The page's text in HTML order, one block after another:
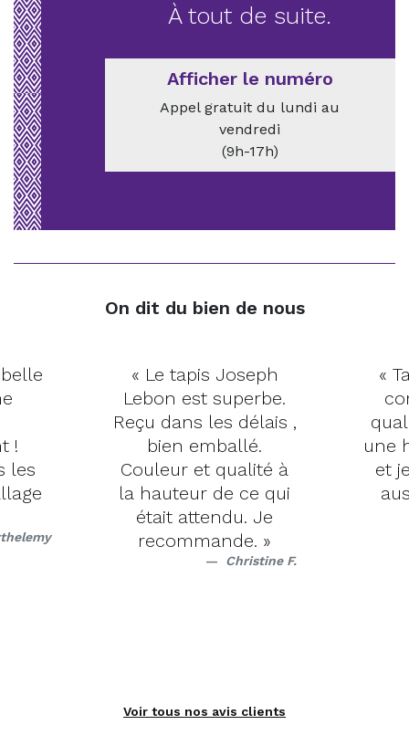
À tout de suite.
Afficher le numéro
Appel gratuit du lundi au
vendredi
(9h-17h)
On dit du bien de nous
!
les
« Le tapis Joseph
Lebon est superbe.
Reçu dans les délais ,
bien emballé.
Couleur et qualité à
la hauteur de ce qui
était attendu. Je
recommande. »
Christine F.
«
une
et
Voir tous nos avis clients